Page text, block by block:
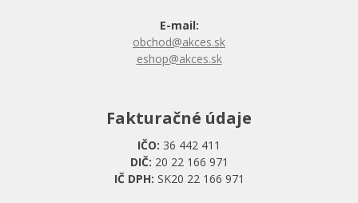
E-mail:
obchod@akces.sk
eshop@akces.sk
Fakturačné údaje
IČO: 36 442 411
DIČ: 20 22 166 971
IČ DPH: SK20 22 166 971